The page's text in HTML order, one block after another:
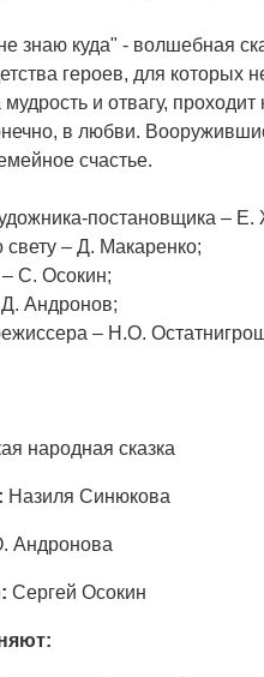
знаю куда" - волшебная
героев, для
мудрость и отвагу,
в любви.
счастье.
постановщика –
свету – Д. Макаренко;
С. Осокин;
Андронов;
– Н.О.
народная сказка
Назиля Синюкова
Андронова
Сергей Осокин